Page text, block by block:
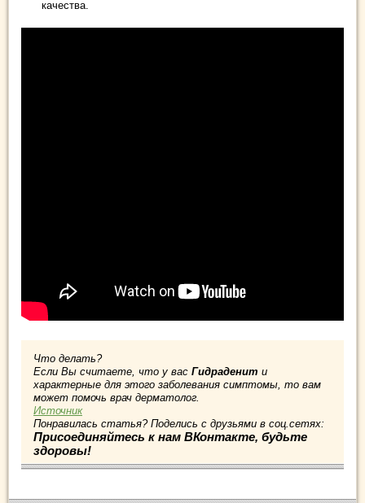
качества.
Что делать?
Если Вы считаете, что у вас Гидраденит и
характерные для этого заболевания симптомы, то вам
может помочь врач дерматолог.
Источник
Понравилась статья? Поделись с друзьями в соц.сетях:
Присоединяйтесь к нам ВКонтакте, будьте
здоровы!